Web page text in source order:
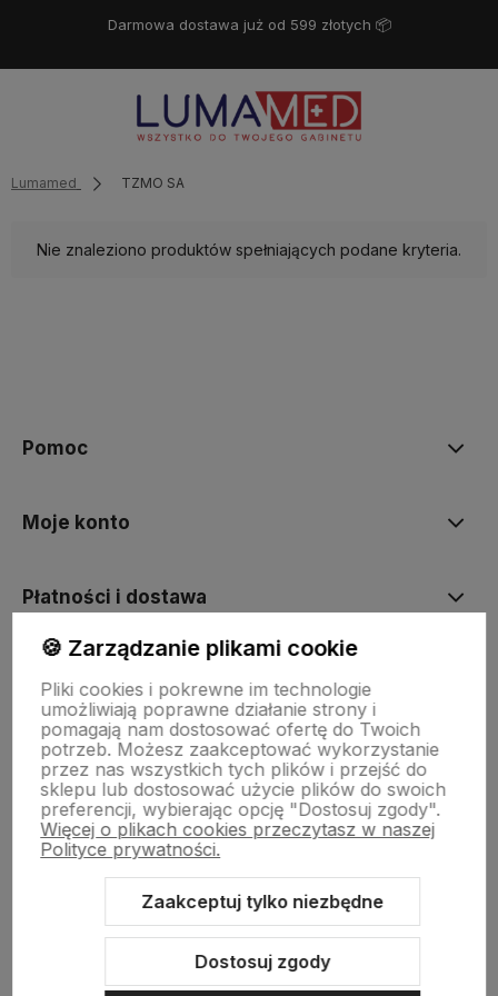
Darmowa dostawa już od 599 złotych 📦
Lumamed TZMO SA
Nie znaleziono produktów spełniających podane kryteria.
Pomoc
Moje konto
Płatności i dostawa
O nas
Sklep internetowy Shoper.pl Szablon Shoper Modern 3.0™
🍪 Zarządzanie plikami cookie
Pliki cookies i pokrewne im technologie
umożliwiają poprawne działanie strony i
pomagają nam dostosować ofertę do Twoich
potrzeb. Możesz zaakceptować wykorzystanie
przez nas wszystkich tych plików i przejść do
sklepu lub dostosować użycie plików do swoich
preferencji, wybierając opcję "Dostosuj zgody".
Więcej o plikach cookies przeczytasz w naszej
Polityce prywatności.
Zaakceptuj tylko niezbędne
Dostosuj zgody